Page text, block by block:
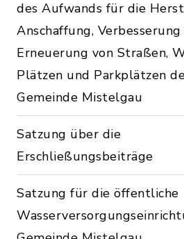
des Aufwands für die
Anschaffung,
Erneuerung von Straßen,
Plätzen und Parkplätzen
Gemeinde Mistelgau
Satzung über die
Erschließungsbeiträge
Satzung für die öffentliche